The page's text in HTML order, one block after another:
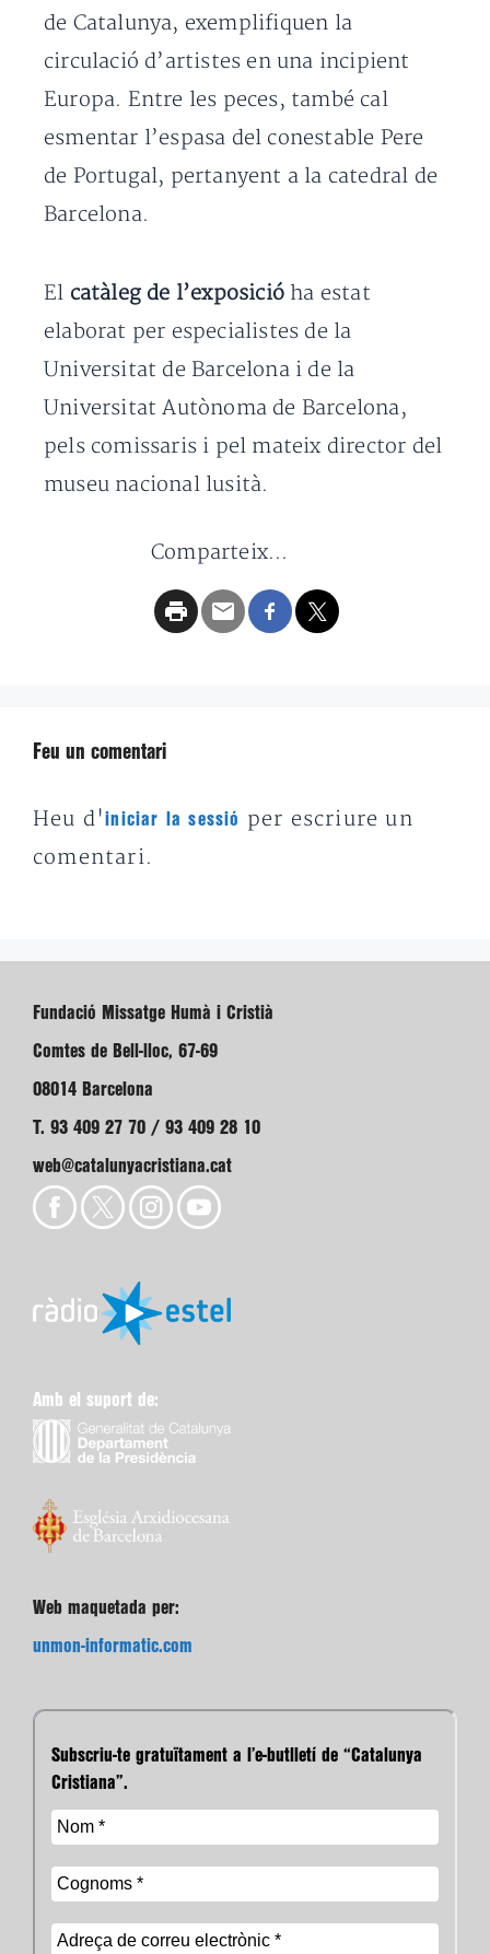
de Catalunya, exemplifiquen la
circulació d’artistes en una incipient
Europa. Entre les peces, també cal
esmentar l’espasa del conestable Pere
de Portugal, pertanyent a la catedral de
Barcelona.
El catàleg de l’exposició ha estat
elaborat per especialistes de la
Universitat de Barcelona i de la
Universitat Autònoma de Barcelona,
pels comissaris i pel mateix director del
museu nacional lusità.
Comparteix...
Feu un comentari
Heu d'iniciar la sessió
per escriure un
comentari.
Fundació Missatge Humà i Cristià
Comtes de Bell-lloc, 67-69
08014 Barcelona
T. 93 409 27 70 / 93 409 28 10
web@catalunyacristiana.cat
Amb el suport de:
Web maquetada per:
unmon-informatic.com
Subscriu-te gratuïtament a l’e-butlletí de “Catalunya
Cristiana”.